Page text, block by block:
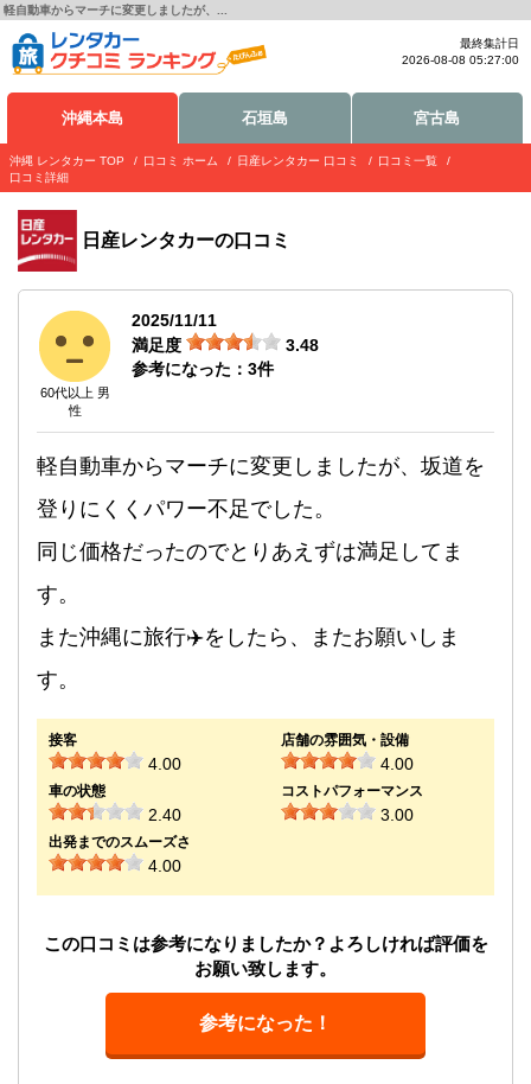
軽自動車からマーチに変更しましたが、...
最終集計日
2026-08-08 05:27:00
沖縄本島 石垣島 宮古島
沖縄 レンタカー TOP 口コミ ホーム 日産レンタカー 口コミ
口コミ一覧
口コミ詳細
日産レンタカーの口コミ
60代以上 男
性
2025/11/11
満足度
3.48
参考になった： 3件
軽自動車からマーチに変更しましたが、坂道を
登りにくくパワー不足でした。
同じ価格だったのでとりあえずは満足してま
す。
また沖縄に旅行✈️をしたら、またお願いしま
す。
接客
4.00
店舗の雰囲気・設備
4.00
車の状態
2.40
コストパフォーマンス
3.00
出発までのスムーズさ
4.00
この口コミは参考になりましたか？よろしければ評価を
お願い致します。
参考になった！